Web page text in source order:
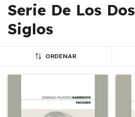
Serie De Los Dos
Siglos
ORDENAR